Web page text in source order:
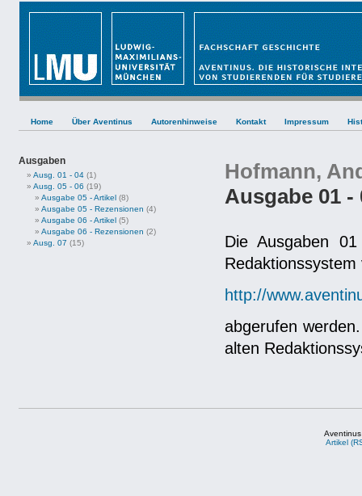
Home Über Aventinus Autorenhinweise Kontakt Impressum
Hofmann,
Ausgabe 01 -
Die Ausgaben
http://
abgerufen
alten
Ausgaben
Ausg. 01 - 04(1)
Ausg. 05 - 06 (19)
Ausgabe 05 - Artikel(8)
Ausgabe 05 - Rezensionen (4)
Ausgabe 06 - Artikel(5)
Ausgabe 06 - Rezensionen (2)
Ausg. 07 (15)
Artikel